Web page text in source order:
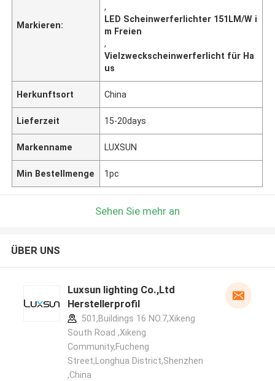
Markieren:
,
LED Scheinwerferlichter 151LM/W i
m Freien
,
Vielzweckscheinwerferlicht für Ha
us
Herkunftsort China
Lieferzeit 15-20days
Markenname LUXSUN
Min Bestellmenge 1pc
Sehen Sie mehr an
ÜBER UNS
Luxsun lighting Co.,Ltd
Herstellerprofil
501,Buildings 16 NO.7,Xikeng
South Road ,Xikeng
Community,Fucheng
Street,Longhua District,Shenzhen
,China